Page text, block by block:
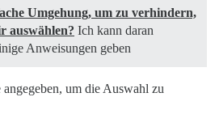
Umgehung, um zu verhindern,
auswählen? Ich kann daran
Anweisungen geben
um die Auswahl zu